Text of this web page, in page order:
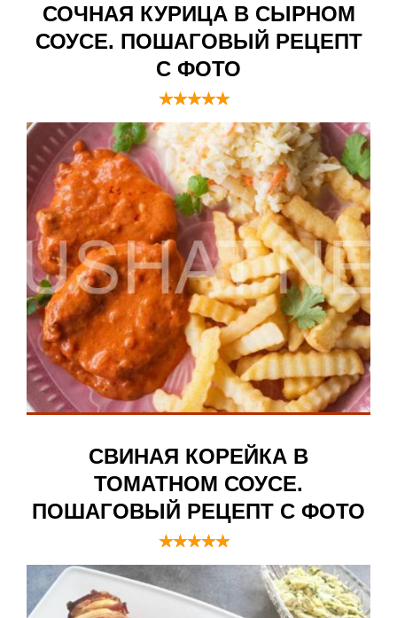
СОЧНАЯ КУРИЦА В СЫРНОМ
СОУСЕ. ПОШАГОВЫЙ РЕЦЕПТ
С ФОТО
СВИНАЯ КОРЕЙКА В
ТОМАТНОМ СОУСЕ.
ПОШАГОВЫЙ РЕЦЕПТ С ФОТО